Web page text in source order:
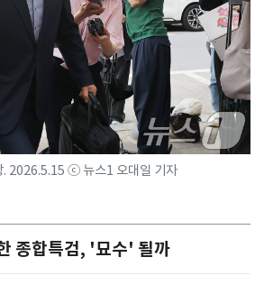
. 2026.5.15 ⓒ 뉴스1 오대일 기자
종합특검, '묘수' 될까